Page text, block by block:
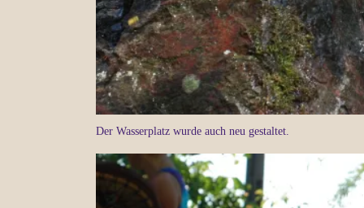
Der Wasserplatz wurde auch neu gestaltet.